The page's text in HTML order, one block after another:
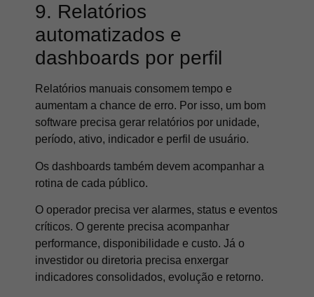
9. Relatórios
automatizados e
dashboards por perfil
Relatórios manuais consomem tempo e
aumentam a chance de erro. Por isso, um bom
software precisa gerar relatórios por unidade,
período, ativo, indicador e perfil de usuário.
Os dashboards também devem acompanhar a
rotina de cada público.
O operador precisa ver alarmes, status e eventos
críticos. O gerente precisa acompanhar
performance, disponibilidade e custo. Já o
investidor ou diretoria precisa enxergar
indicadores consolidados, evolução e retorno.